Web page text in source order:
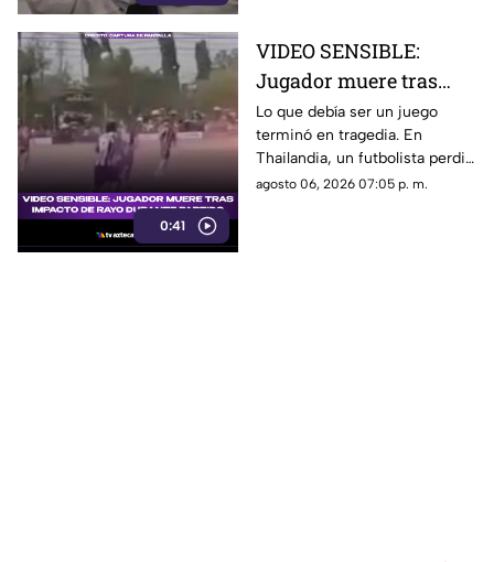
0:41
VIDEO SENSIBLE:
Jugador muere tras
impacto de rayo
durante partido
Lo que debía ser un juego
terminó en tragedia. En
Thailandia, un futbolista perdió
la vida al ser alcanzado por un
agosto 06, 2026 07:05 p. m.